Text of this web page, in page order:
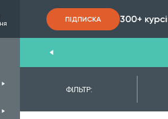
ПІДПИСКА 300+
ФІЛЬТР: